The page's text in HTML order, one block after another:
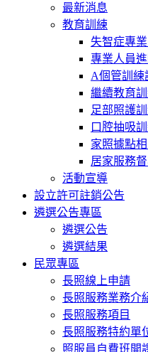
最新消息
教育訓練
失智症專
專業人員
A個管訓練
繼續教育
足部照護
口腔抽吸
家照據點
居家服務
活動宣導
設立許可註銷公告
遴選公告專區
遴選公告
遴選結果
民眾專區
長照線上申請
長照服務業務介
長照服務項目
長照服務特約單
照服員自費班開